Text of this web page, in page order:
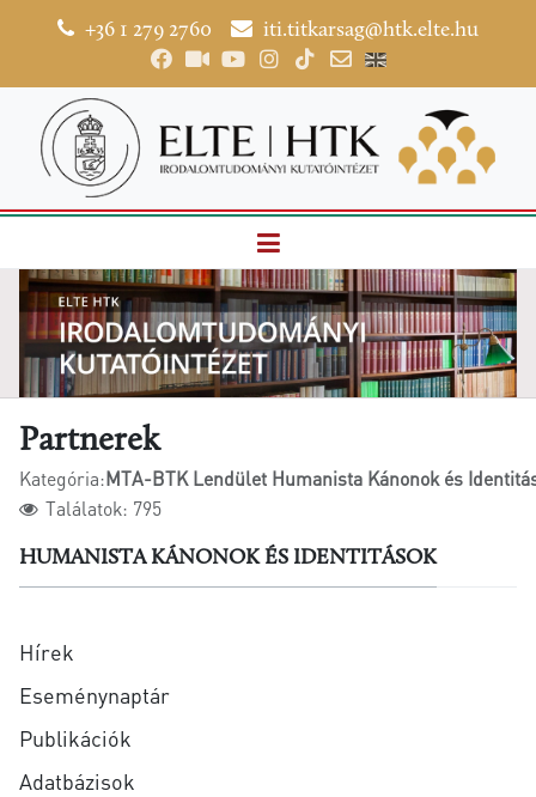
+36 1 279 2760 iti.titkarsag@htk.elte.hu
Partnerek
Kategória:MTA-BTK Lendület Humanista Kánonok és
Találatok: 795
HUMANISTA KÁNONOK ÉS IDENTITÁSOK
Hírek
Eseménynaptár
Publikációk
Adatbázisok